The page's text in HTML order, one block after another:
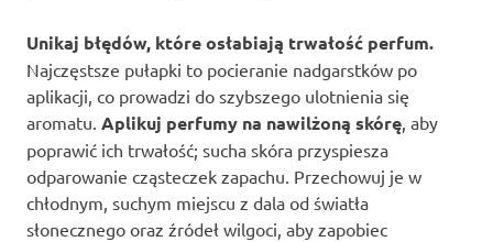
Unikaj błędów, które osłabiają trwałość perfum.
Najczęstsze pułapki to pocieranie nadgarstków po
aplikacji, co prowadzi do szybszego ulotnienia się
aromatu. Aplikuj perfumy na nawilżoną skórę, aby
poprawić ich trwałość; sucha skóra przyspiesza
odparowanie cząsteczek zapachu. Przechowuj je w
chłodnym, suchym miejscu z dala od światła
słonecznego oraz źródeł wilgoci, aby zapobiec